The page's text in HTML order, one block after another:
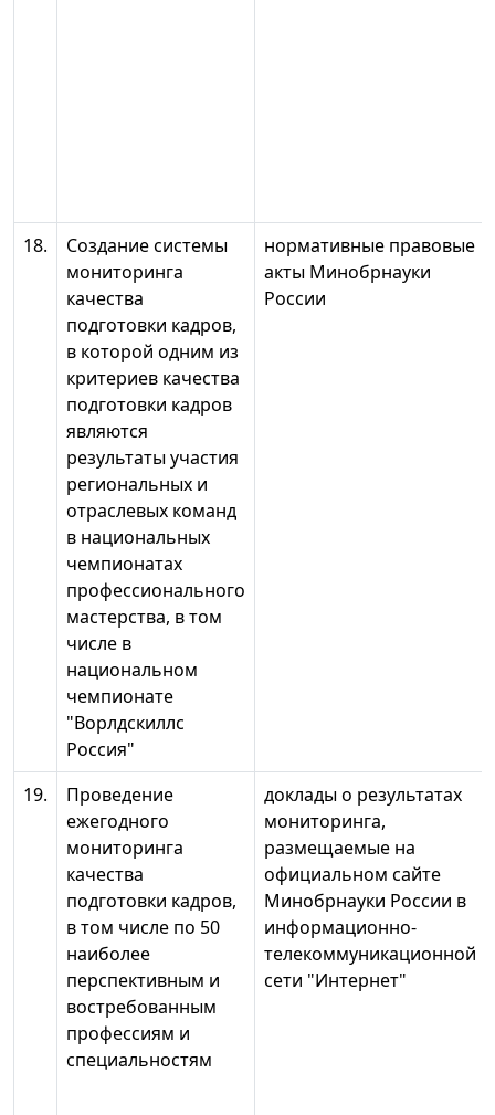
18.
Создание системы
мониторинга
качества
подготовки кадров,
в которой одним из
критериев качества
подготовки кадров
являются
результаты участия
региональных и
отраслевых команд
в национальных
чемпионатах
профессионального
мастерства, в том
числе в
национальном
чемпионате
"Ворлдскиллс
Россия"
нормативные правовые
акты Минобрнауки
России
19.
Проведение
ежегодного
мониторинга
качества
подготовки кадров,
в том числе по 50
наиболее
перспективным и
востребованным
профессиям и
специальностям
доклады о результатах
мониторинга,
размещаемые на
официальном сайте
Минобрнауки России в
информационно-
телекоммуникационной
сети "Интернет"